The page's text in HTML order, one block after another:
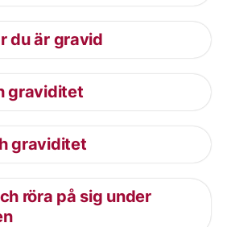
du är gravid
graviditet
graviditet
röra på sig under